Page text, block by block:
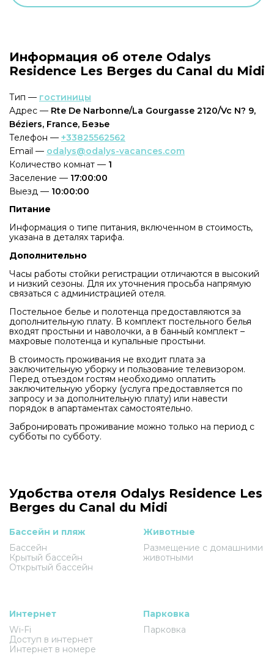
Информация об отеле Odalys
Residence Les Berges du Canal du Midi
Тип — гостиницы
Адрес — Rte De Narbonne/La Gourgasse 2120/Vc N? 9,
Béziers, France, Безье
Телефон — +33825562562
Email — odalys@odalys-vacances.com
Количество комнат — 1
Заселение — 17:00:00
Выезд — 10:00:00
Питание
Информация о типе питания, включенном в стоимость,
указана в деталях тарифа.
Дополнительно
Часы работы стойки регистрации отличаются в высокий
и низкий сезоны. Для их уточнения просьба напрямую
связаться с администрацией отеля.
Постельное белье и полотенца предоставляются за
дополнительную плату. В комплект постельного белья
входят простыни и наволочки, а в банный комплект –
махровые полотенца и купальные простыни.
В стоимость проживания не входит плата за
заключительную уборку и пользование телевизором.
Перед отъездом гостям необходимо оплатить
заключительную уборку (услуга предоставляется по
запросу и за дополнительную плату) или навести
порядок в апартаментах самостоятельно.
Забронировать проживание можно только на период с
субботы по субботу.
Удобства отеля Odalys Residence Les
Berges du Canal du Midi
Бассейн и пляж
Бассейн
Крытый бассейн
Открытый бассейн
Животные
Размещение с домашними
животными
Интернет
Wi-Fi
Доступ в интернет
Интернет в номере
Парковка
Парковка